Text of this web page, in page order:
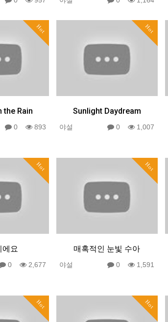
Hot
the Rain
0 893
Hot
Sunlight Daydream
야설 0 1,007
Hot
에요
0 2,677
Hot
매혹적인 눈빛 수아
야설 0 1,591
Hot Hot